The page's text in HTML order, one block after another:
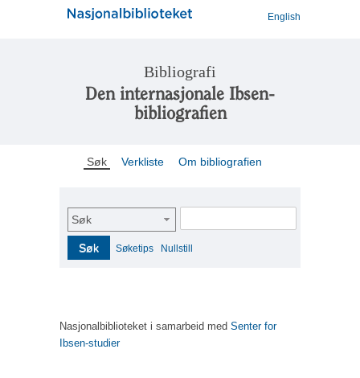
English
Bibliografi
Den internasjonale Ibsen-
bibliografien
Søk Verkliste Om bibliografien
Søk
Søk Søketips Nullstill
Nasjonalbiblioteket i samarbeid med Senter for
Ibsen-studier